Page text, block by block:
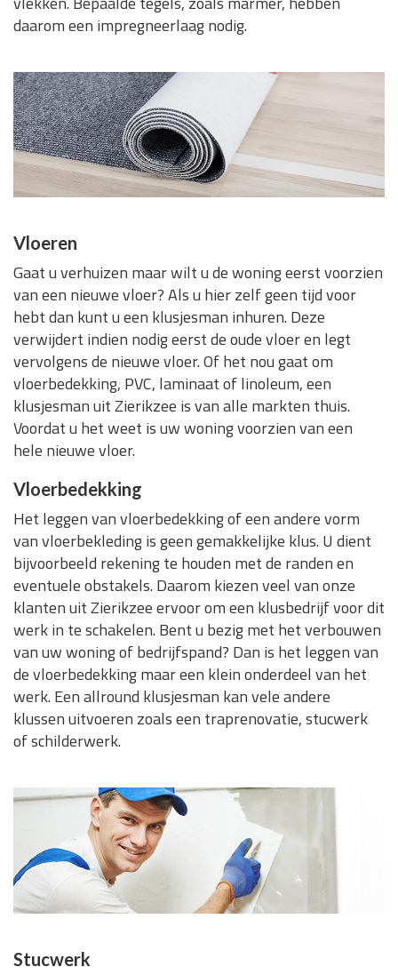
daarom een impregneerlaag nodig.
Vloeren
Gaat u verhuizen maar wilt u de woning eerst voorzien
van een nieuwe vloer? Als u hier zelf geen tijd voor
hebt dan kunt u een klusjesman inhuren. Deze
verwijdert indien nodig eerst de oude vloer en legt
vervolgens de nieuwe vloer. Of het nou gaat om
vloerbedekking, PVC, laminaat of linoleum, een
klusjesman uit Zierikzee is van alle markten thuis.
Voordat u het weet is uw woning voorzien van een
hele nieuwe vloer.
Vloerbedekking
Het leggen van vloerbedekking of een andere vorm
van vloerbekleding is geen gemakkelijke klus. U dient
bijvoorbeeld rekening te houden met de randen en
eventuele obstakels. Daarom kiezen veel van onze
klanten uit Zierikzee ervoor om een klusbedrijf voor dit
werk in te schakelen. Bent u bezig met het verbouwen
van uw woning of bedrijfspand? Dan is het leggen van
de vloerbedekking maar een klein onderdeel van het
werk. Een allround klusjesman kan vele andere
klussen uitvoeren zoals een traprenovatie, stucwerk
of schilderwerk.
Stucwerk